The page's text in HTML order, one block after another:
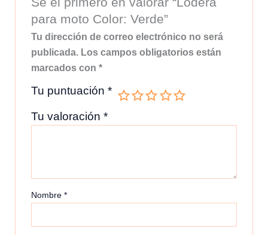
para moto Color: Verde”
Tu dirección de correo electrónico no será
publicada. Los campos obligatorios están
marcados con*
Tu puntuación*
Tu valoración*
Nombre*